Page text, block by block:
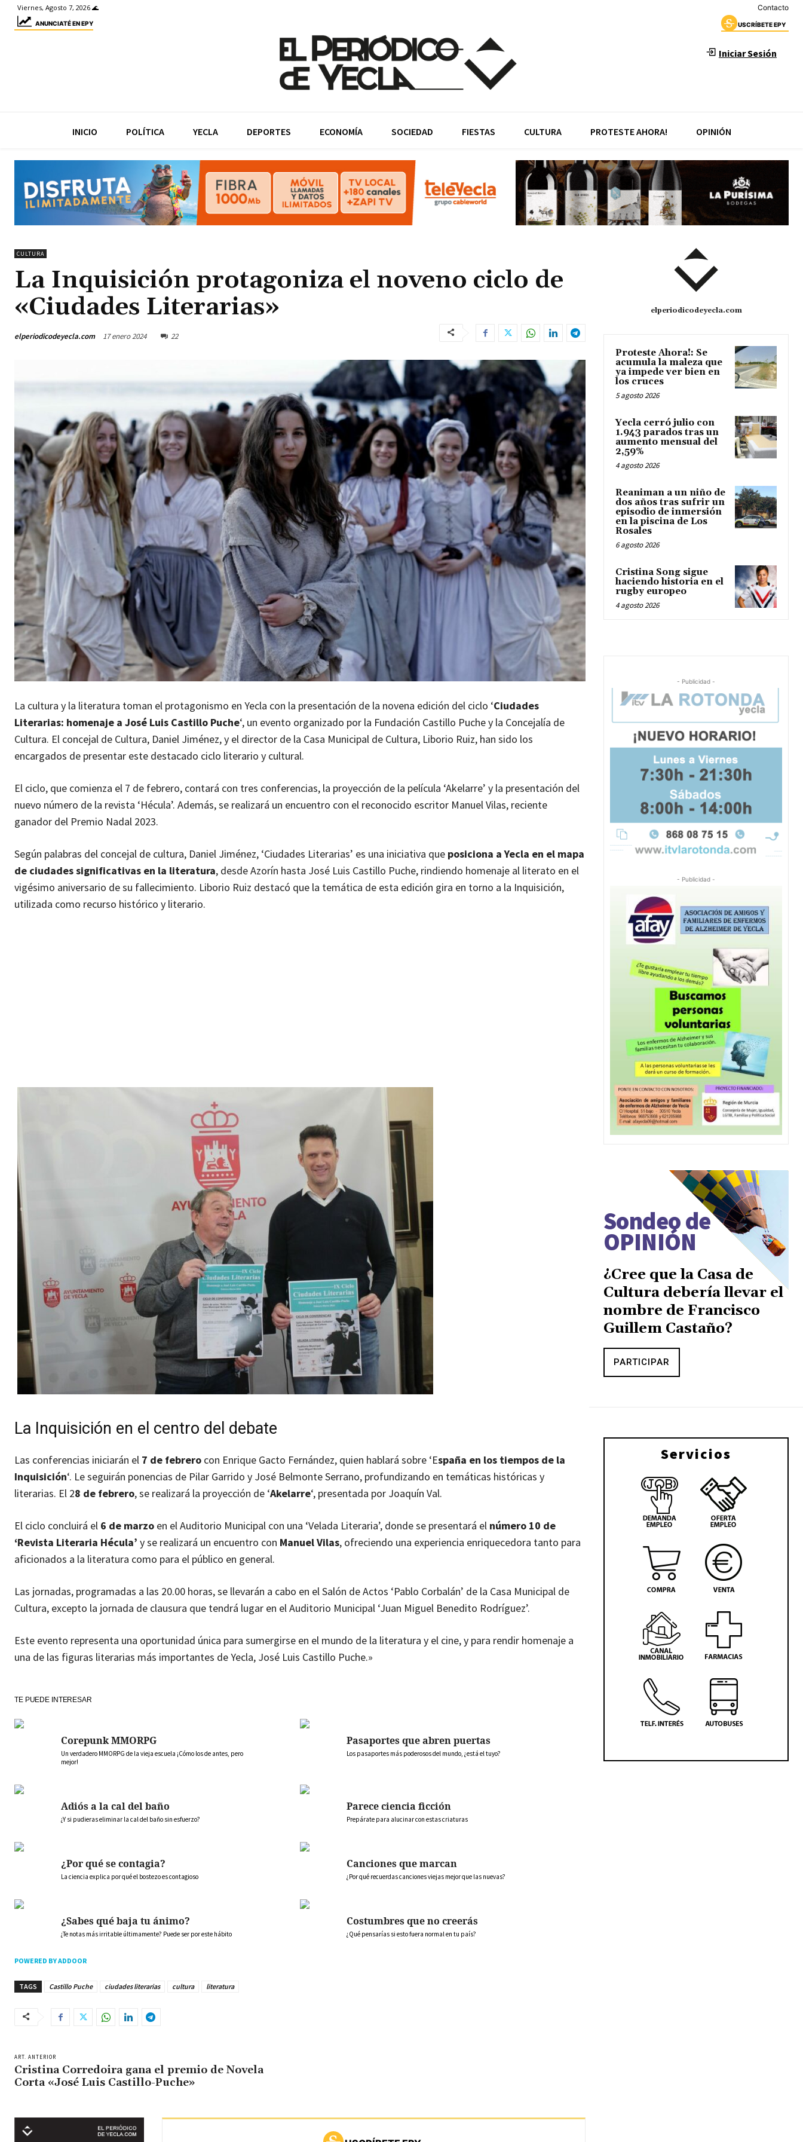
Viernes, Agosto 7, 2026 🌊 Contacto
ANUNCIATÉ EN EPY USCRÍBETE EPY
Iniciar Sesión
INICIO POLÍTICA YECLA DEPORTES ECONOMÍA SOCIEDAD FIESTAS CULTURA PROTESTE AHORA! OPINIÓN
CULTURA
La Inquisición protagoniza el noveno ciclo de
«Ciudades Literarias»
elperiodicodeyecla.com 17 enero 2024 22
La cultura y la literatura toman el protagonismo en Yecla con la presentación de la novena edición del ciclo ‘Ciudades
Literarias: homenaje a José Luis Castillo Puche‘, un evento organizado por la Fundación Castillo Puche y la Concejalía de
Cultura. El concejal de Cultura, Daniel Jiménez, y el director de la Casa Municipal de Cultura, Liborio Ruiz, han sido los
encargados de presentar este destacado ciclo literario y cultural.
El ciclo, que comienza el 7 de febrero, contará con tres conferencias, la proyección de la película ‘Akelarre’ y la presentación del
nuevo número de la revista ‘Hécula’. Además, se realizará un encuentro con el reconocido escritor Manuel Vilas, reciente
ganador del Premio Nadal 2023.
Según palabras del concejal de cultura, Daniel Jiménez, ‘Ciudades Literarias’ es una iniciativa que posiciona a Yecla en el mapa
de ciudades significativas en la literatura, desde Azorín hasta José Luis Castillo Puche, rindiendo homenaje al literato en el
vigésimo aniversario de su fallecimiento. Liborio Ruiz destacó que la temática de esta edición gira en torno a la Inquisición,
utilizada como recurso histórico y literario.
La Inquisición en el centro del debate
Las conferencias iniciarán el 7 de febrero con Enrique Gacto Fernández, quien hablará sobre ‘España en los tiempos de la
Inquisición‘. Le seguirán ponencias de Pilar Garrido y José Belmonte Serrano, profundizando en temáticas históricas y
literarias. El 28 de febrero, se realizará la proyección de ‘Akelarre‘, presentada por Joaquín Val.
El ciclo concluirá el 6 de marzo en el Auditorio Municipal con una ‘Velada Literaria’, donde se presentará el número 10 de
‘Revista Literaria Hécula’ y se realizará un encuentro con Manuel Vilas, ofreciendo una experiencia enriquecedora tanto para
aficionados a la literatura como para el público en general.
Las jornadas, programadas a las 20.00 horas, se llevarán a cabo en el Salón de Actos ‘Pablo Corbalán’ de la Casa Municipal de
Cultura, excepto la jornada de clausura que tendrá lugar en el Auditorio Municipal ‘Juan Miguel Benedito Rodríguez’.
Este evento representa una oportunidad única para sumergirse en el mundo de la literatura y el cine, y para rendir homenaje a
una de las figuras literarias más importantes de Yecla, José Luis Castillo Puche.»
TE PUEDE INTERESAR
Corepunk MMORPG
Un verdadero MMORPG de la vieja escuela ¡Cómo los de antes, pero
mejor!
Pasaportes que abren puertas
Los pasaportes más poderosos del mundo, ¿está el tuyo?
Adiós a la cal del baño
¿Y si pudieras eliminar la cal del baño sin esfuerzo?
Parece ciencia ficción
Prepárate para alucinar con estas criaturas
¿Por qué se contagia?
La ciencia explica por qué el bostezo es contagioso
Canciones que marcan
¿Por qué recuerdas canciones viejas mejor que las nuevas?
¿Sabes qué baja tu ánimo?
¿Te notas más irritable últimamente? Puede ser por este hábito
Costumbres que no creerás
¿Qué pensarías si esto fuera normal en tu país?
POWERED BY ADDOOR
TAGS Castillo Puche ciudades literarias cultura literatura
ART. ANTERIOR
Cristina Corredoira gana el premio de Novela
Corta «José Luis Castillo-Puche»
elperiodicodeyecla.com
Proteste Ahora!: Se
acumula la maleza que
ya impede ver bien en
los cruces
5 agosto 2026
Yecla cerró julio con
1.943 parados tras un
aumento mensual del
2,59%
4 agosto 2026
Reaniman a un niño de
dos años tras sufrir un
episodio de inmersión
en la piscina de Los
Rosales
6 agosto 2026
Cristina Song sigue
haciendo historia en el
rugby europeo
4 agosto 2026
- Publicidad -
- Publicidad -
Sondeo de
OPINIÓN
¿Cree que la Casa de
Cultura debería llevar el
nombre de Francisco
Guillem Castaño?
PARTICIPAR
Servicios